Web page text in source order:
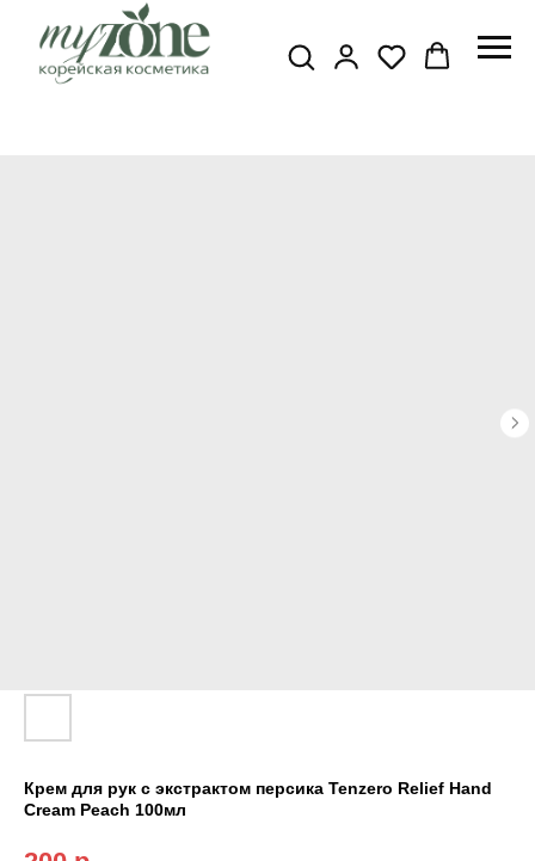
Крем для рук с экстрактом персика Tenzero Relief Hand
Cream Peach 100мл